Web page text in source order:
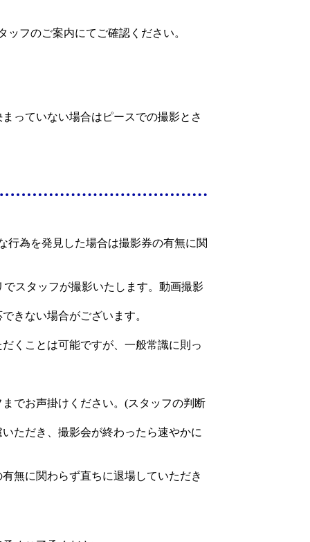
フのご案内にてご確認ください。
っていない場合はピースでの撮影とさ
行為を発見した場合は撮影券の有無に関
スタッフが撮影いたします。動画撮影
きない場合がございます。
くことは可能ですが、一般常識に則っ
でお声掛けください。(スタッフの判断
ただき、撮影会が終わったら速やかに
無に関わらず直ちに退場していただき